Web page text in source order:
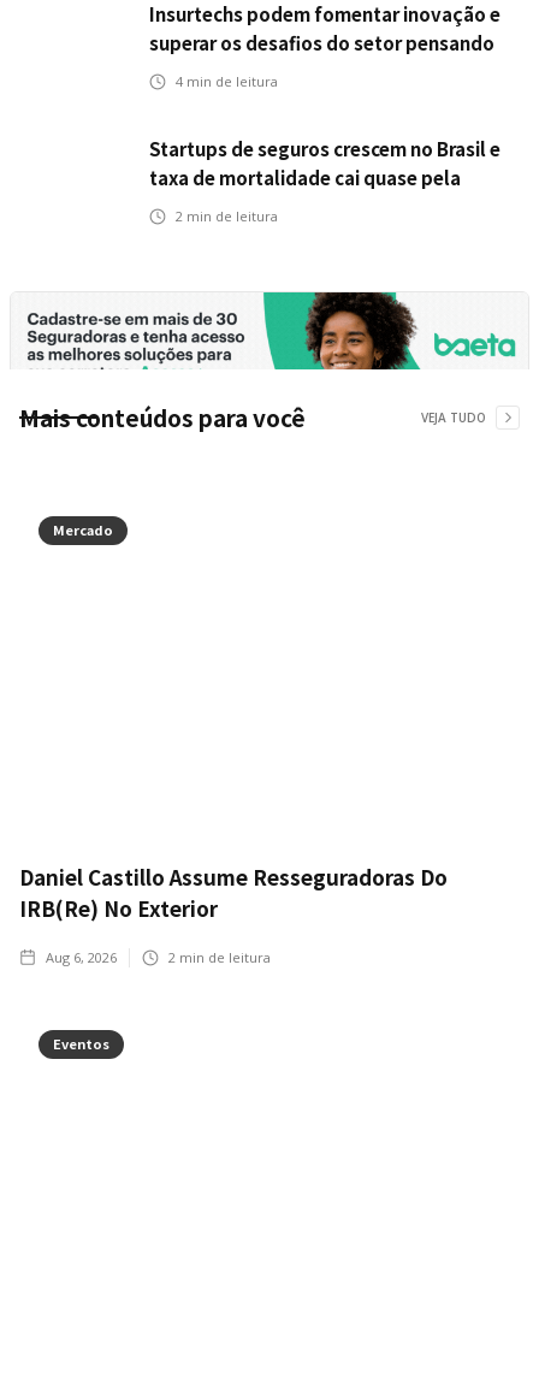
Insurtechs podem fomentar inovação e
superar os desafios do setor pensando
fora da caixa em 2025
4 min de leitura
Startups de seguros crescem no Brasil e
taxa de mortalidade cai quase pela
metade, aponta estudo
2 min de leitura
Mais conteúdos para você VEJA TUDO
Mercado
Daniel Castillo Assume Resseguradoras Do
IRB(Re) No Exterior
Aug 6, 2026 2 min de leitura
Eventos